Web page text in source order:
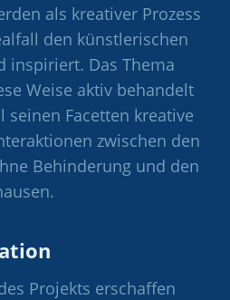
als kreativer Prozess
den künstlerischen
inspiriert. Das Thema
Weise aktiv behandelt
Facetten kreative
zwischen den
Behinderung und den
Projekts erschaffen